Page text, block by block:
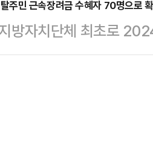
하는 115㎢는 재개발
통한 주거환경 개선이
비사업은 약 5만3000
‘2024 서울시 주거실
시는 서울 전체 415만
다’라고 응답한 무주택
주민 근속장려금 수혜자 70명으로
방자치단체 최초로
주민 근속장려금 지원